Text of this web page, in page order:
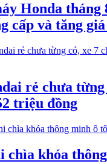
Honda tháng
cấp và tăng
rẻ chưa từng
triệu đồng
chìa khóa